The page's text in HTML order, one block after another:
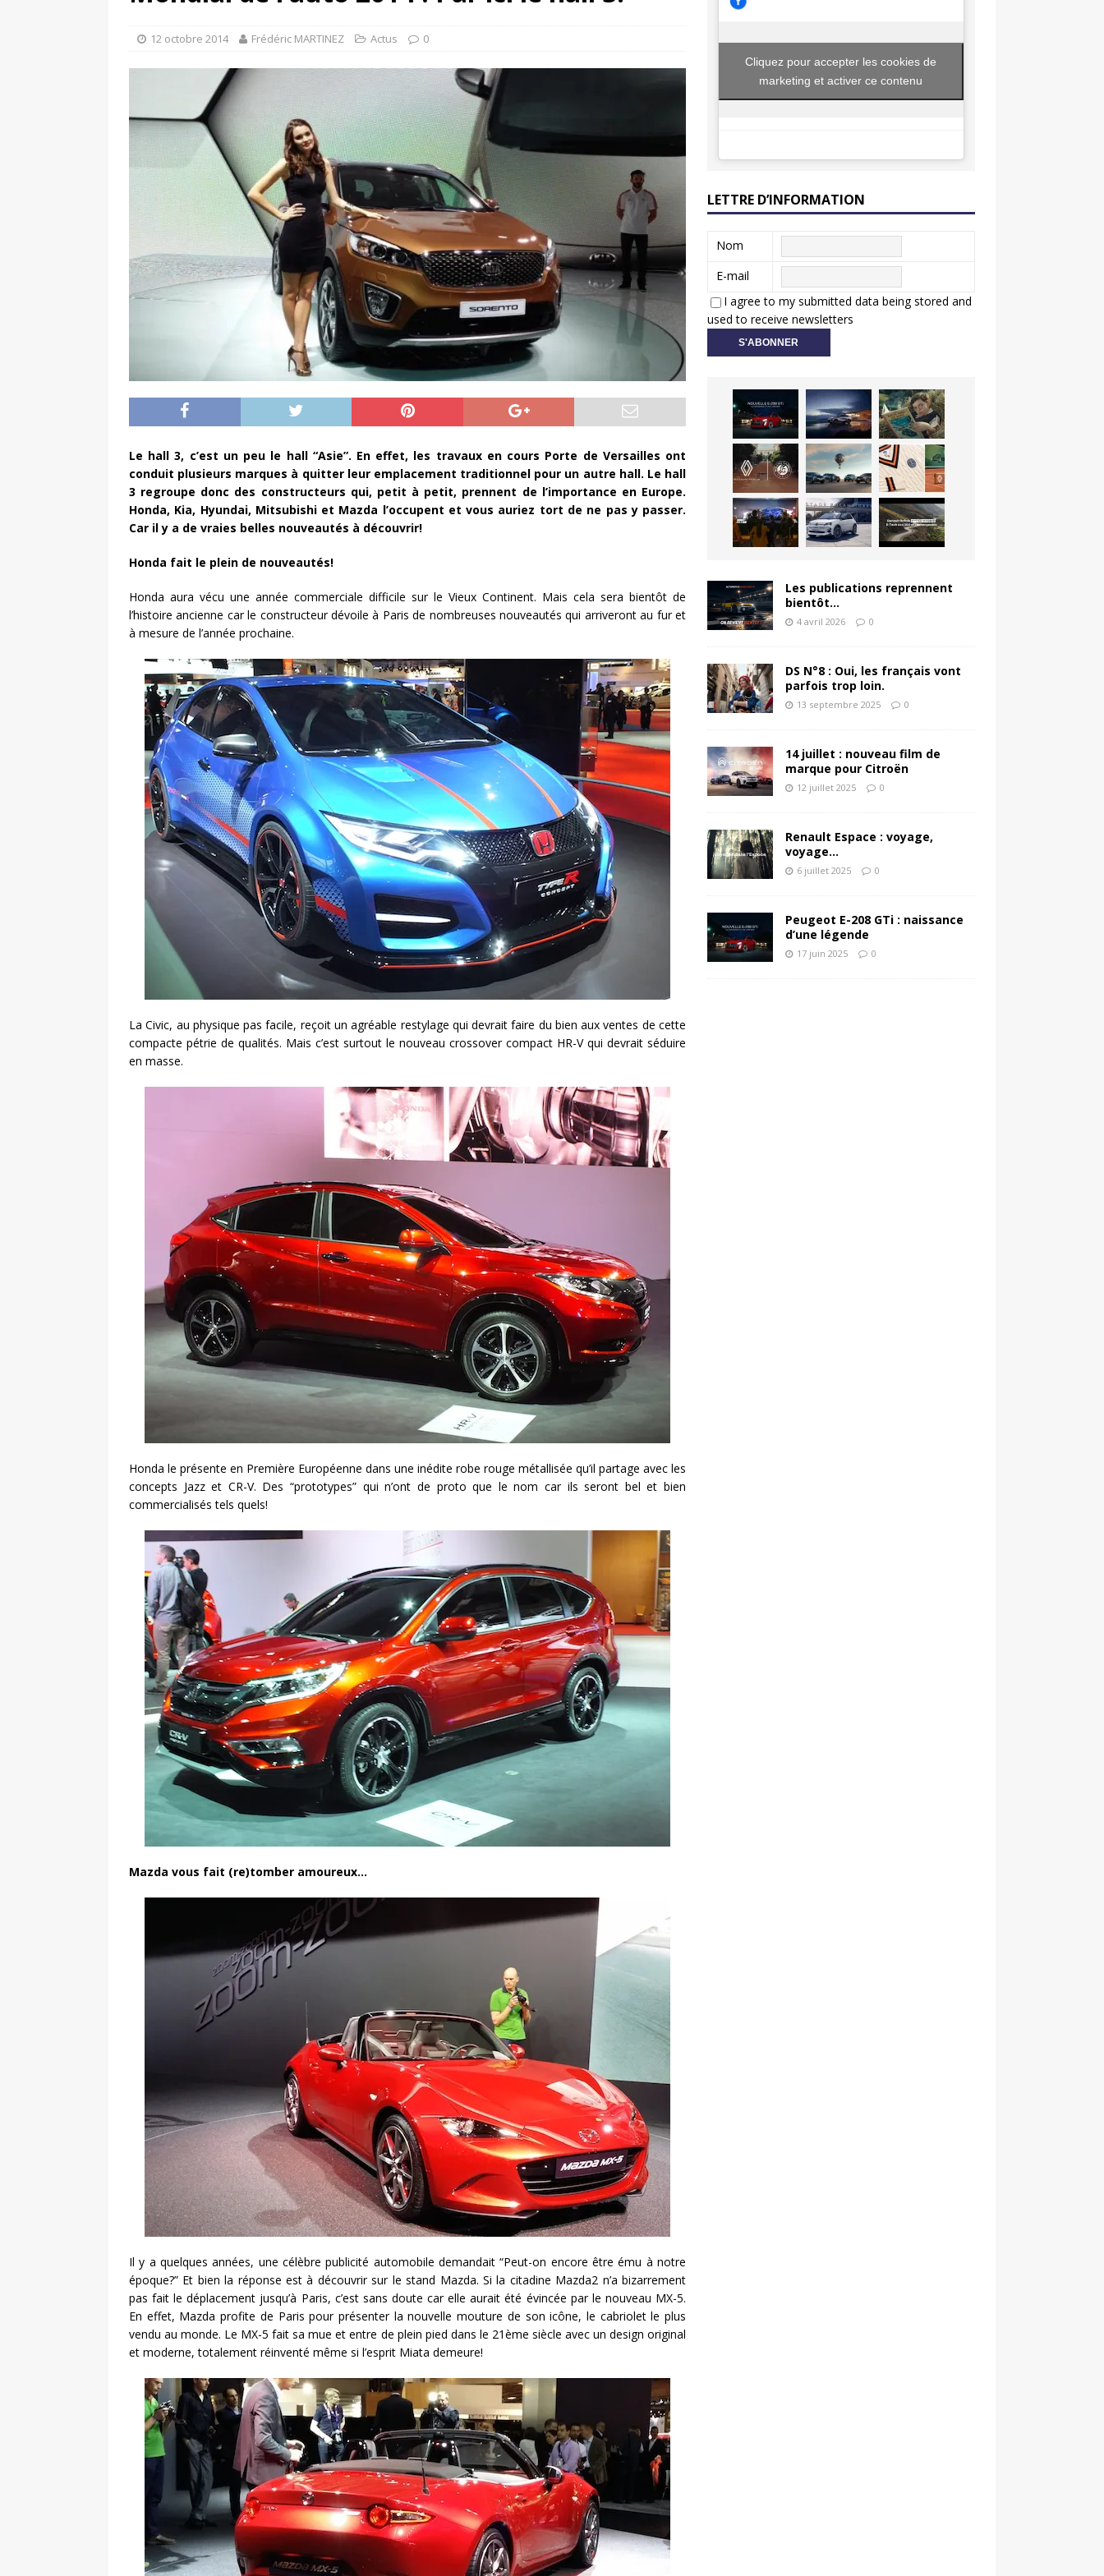
[ 11 avril 2020 ] #StayHome : Honda dévoile un spot publicitaire… confiné!
12 octobre 2014 Frédéric MARTINEZ Actus 0
Le hall 3, c’est un peu le hall “Asie”. En effet, les travaux en cours Porte de Versailles ont
conduit plusieurs marques à quitter leur emplacement traditionnel pour un autre hall. Le hall
3 regroupe donc des constructeurs qui, petit à petit, prennent de l’importance en Europe.
Honda, Kia, Hyundai, Mitsubishi et Mazda l’occupent et vous auriez tort de ne pas y passer.
Car il y a de vraies belles nouveautés à découvrir!
Honda fait le plein de nouveautés!
Honda aura vécu une année commerciale difficile sur le Vieux Continent. Mais cela sera bientôt de
l’histoire ancienne car le constructeur dévoile à Paris de nombreuses nouveautés qui arriveront au fur et
à mesure de l’année prochaine.
La Civic, au physique pas facile, reçoit un agréable restylage qui devrait faire du bien aux ventes de cette
compacte pétrie de qualités. Mais c’est surtout le nouveau crossover compact HR-V qui devrait séduire
en masse.
Honda le présente en Première Européenne dans une inédite robe rouge métallisée qu’il partage avec les
concepts Jazz et CR-V. Des “prototypes” qui n’ont de proto que le nom car ils seront bel et bien
commercialisés tels quels!
Mazda vous fait (re)tomber amoureux…
Il y a quelques années, une célèbre publicité automobile demandait “Peut-on encore être ému à notre
époque?” Et bien la réponse est à découvrir sur le stand Mazda. Si la citadine Mazda2 n’a bizarrement
pas fait le déplacement jusqu’à Paris, c’est sans doute car elle aurait été évincée par le nouveau MX-5.
En effet, Mazda profite de Paris pour présenter la nouvelle mouture de son icône, le cabriolet le plus
vendu au monde. Le MX-5 fait sa mue et entre de plein pied dans le 21ème siècle avec un design original
et moderne, totalement réinventé même si l’esprit Miata demeure!
Cliquez pour accepter les cookies de
marketing et activer ce contenu
LETTRE D’INFORMATION
Nom
E-mail
I agree to my submitted data being stored and
used to receive newsletters
Les publications reprennent
bientôt…
4 avril 2026 0
DS N°8 : Oui, les français vont
parfois trop loin.
13 septembre 2025 0
14 juillet : nouveau film de
marque pour Citroën
12 juillet 2025 0
Renault Espace : voyage,
voyage…
6 juillet 2025 0
Peugeot E-208 GTi : naissance
d’une légende
17 juin 2025 0